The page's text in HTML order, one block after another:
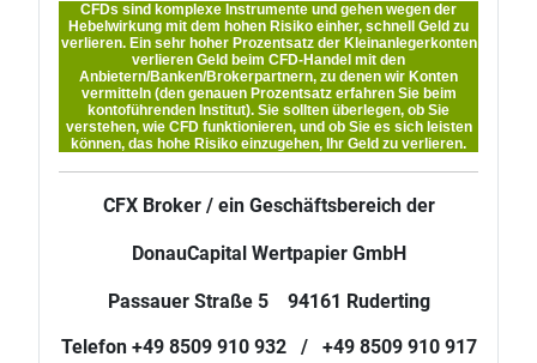
CFDs sind komplexe Instrumente und gehen wegen der
Hebelwirkung mit dem hohen Risiko einher, schnell Geld zu
verlieren. Ein sehr hoher Prozentsatz der Kleinanlegerkonten
verlieren Geld beim CFD-Handel mit den
Anbietern/Banken/Brokerpartnern, zu denen wir Konten
vermitteln (den genauen Prozentsatz erfahren Sie beim
kontoführenden Institut). Sie sollten überlegen, ob Sie
verstehen, wie CFD funktionieren, und ob Sie es sich leisten
können, das hohe Risiko einzugehen, Ihr Geld zu verlieren.
CFX Broker / ein Geschäftsbereich der
DonauCapital Wertpapier GmbH
Passauer Straße 5 94161 Ruderting
Telefon +49 8509 910 932 / +49 8509 910 917